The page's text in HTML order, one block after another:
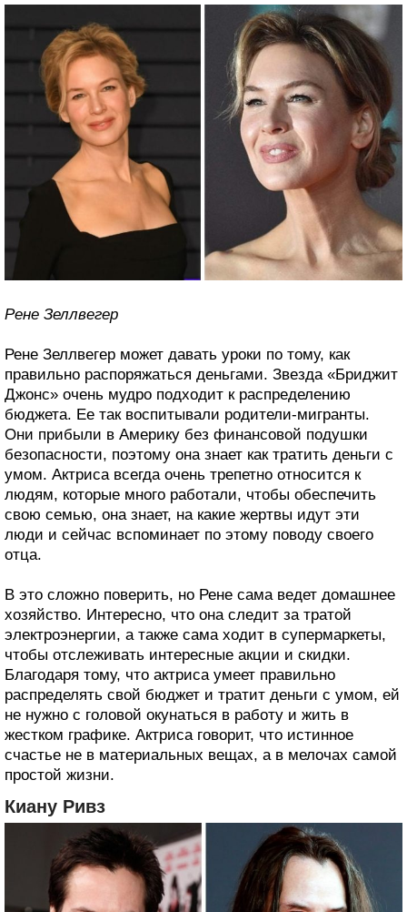
Рене Зеллвегер
Рене Зеллвегер может давать уроки по тому, как
правильно распоряжаться деньгами. Звезда «Бриджит
Джонс» очень мудро подходит к распределению
бюджета. Ее так воспитывали родители-мигранты.
Они прибыли в Америку без финансовой подушки
безопасности, поэтому она знает как тратить деньги с
умом. Актриса всегда очень трепетно относится к
людям, которые много работали, чтобы обеспечить
свою семью, она знает, на какие жертвы идут эти
люди и сейчас вспоминает по этому поводу своего
отца.
В это сложно поверить, но Рене сама ведет домашнее
хозяйство. Интересно, что она следит за тратой
электроэнергии, а также сама ходит в супермаркеты,
чтобы отслеживать интересные акции и скидки.
Благодаря тому, что актриса умеет правильно
распределять свой бюджет и тратит деньги с умом, ей
не нужно с головой окунаться в работу и жить в
жестком графике. Актриса говорит, что истинное
счастье не в материальных вещах, а в мелочах самой
простой жизни.
Киану Ривз